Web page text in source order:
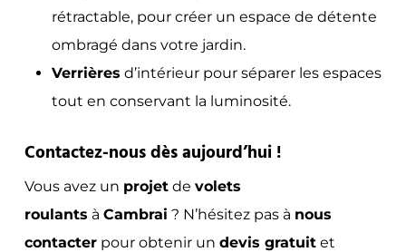
rétractable, pour créer un espace de détente
ombragé dans votre jardin.
Verrières d’intérieur pour séparer les espaces
tout en conservant la luminosité.
Contactez-nous dès aujourd’hui !
Vous avez un projetde volets
roulants à Cambrai ? N’hésitez pas à nous
contacterpour obtenir un devis gratuitet